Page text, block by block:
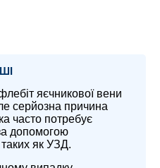
яєчникової вени
серйозна причина
часто потребує
допомогою
таких як УЗД.